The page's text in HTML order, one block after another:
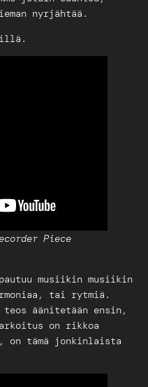
nyrjähtää.
Piece
musiikin musiikin
tai rytmiä.
teos äänitetään ensin,
on rikkoa
on tämä jonkinlaista